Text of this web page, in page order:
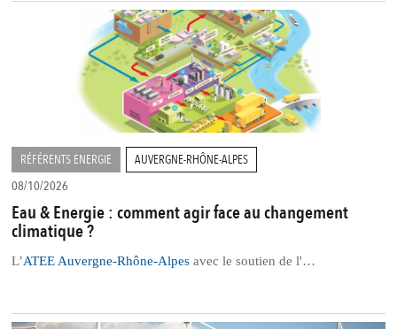
RÉFÉRENTS ENERGIE
AUVERGNE-RHÔNE-ALPES
08/10/2026
Eau & Energie : comment agir face au changement
climatique ?
L’ATEE Auvergne-Rhône-Alpes avec le soutien de l'…